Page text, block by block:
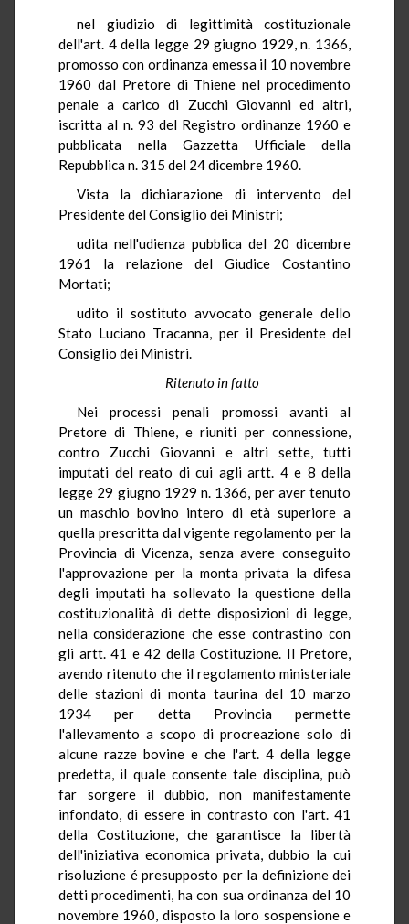
nel giudizio di legittimità costituzionale
dell'art. 4 della legge 29 giugno 1929, n. 1366,
promosso con ordinanza emessa il 10 novembre
1960 dal Pretore di Thiene nel procedimento
penale a carico di Zucchi Giovanni ed altri,
iscritta al n. 93 del Registro ordinanze 1960 e
pubblicata nella Gazzetta Ufficiale della
Repubblica n. 315 del 24 dicembre 1960.
Vista la dichiarazione di intervento del
Presidente del Consiglio dei Ministri;
udita nell'udienza pubblica del 20 dicembre
1961 la relazione del Giudice Costantino
Mortati;
udito il sostituto avvocato generale dello
Stato Luciano Tracanna, per il Presidente del
Consiglio dei Ministri.
Ritenuto in fatto
Nei processi penali promossi avanti al
Pretore di Thiene, e riuniti per connessione,
contro Zucchi Giovanni e altri sette, tutti
imputati del reato di cui agli artt. 4 e 8 della
legge 29 giugno 1929 n. 1366, per aver tenuto
un maschio bovino intero di età superiore a
quella prescritta dal vigente regolamento per la
Provincia di Vicenza, senza avere conseguito
l'approvazione per la monta privata la difesa
degli imputati ha sollevato la questione della
costituzionalità di dette disposizioni di legge,
nella considerazione che esse contrastino con
gli artt. 41 e 42 della Costituzione. Il Pretore,
avendo ritenuto che il regolamento ministeriale
delle stazioni di monta taurina del 10 marzo
1934 per detta Provincia permette
l'allevamento a scopo di procreazione solo di
alcune razze bovine e che l'art. 4 della legge
predetta, il quale consente tale disciplina, può
far sorgere il dubbio, non manifestamente
infondato, di essere in contrasto con l'art. 41
della Costituzione, che garantisce la libertà
dell'iniziativa economica privata, dubbio la cui
risoluzione é presupposto per la definizione dei
detti procedimenti, ha con sua ordinanza del 10
novembre 1960, disposto la loro sospensione e